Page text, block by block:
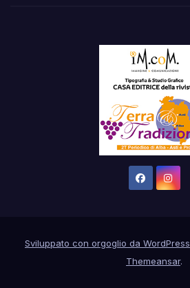
Sviluppato con orgoglio da WordPress
Themeansar.